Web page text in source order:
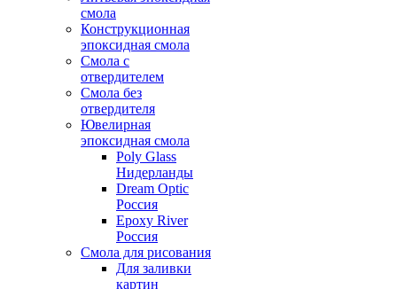
смола
Конструкционная
эпоксидная смола
Смола с
отвердителем
Смола без
отвердителя
Ювелирная
эпоксидная смола
Poly Glass
Нидерланды
Dream Optic
Россия
Epoxy River
Россия
Смола для рисования
Для заливки
картин